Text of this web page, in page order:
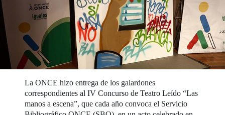
La ONCE hizo entrega de los galardones
correspondientes al IV Concurso de Teatro Leído “Las
manos a escena”, que cada año convoca el Servicio